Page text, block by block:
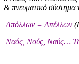
& πνευματικό
Απόλλων = Απέλλων
Ναός, Νούς, Ναύς…